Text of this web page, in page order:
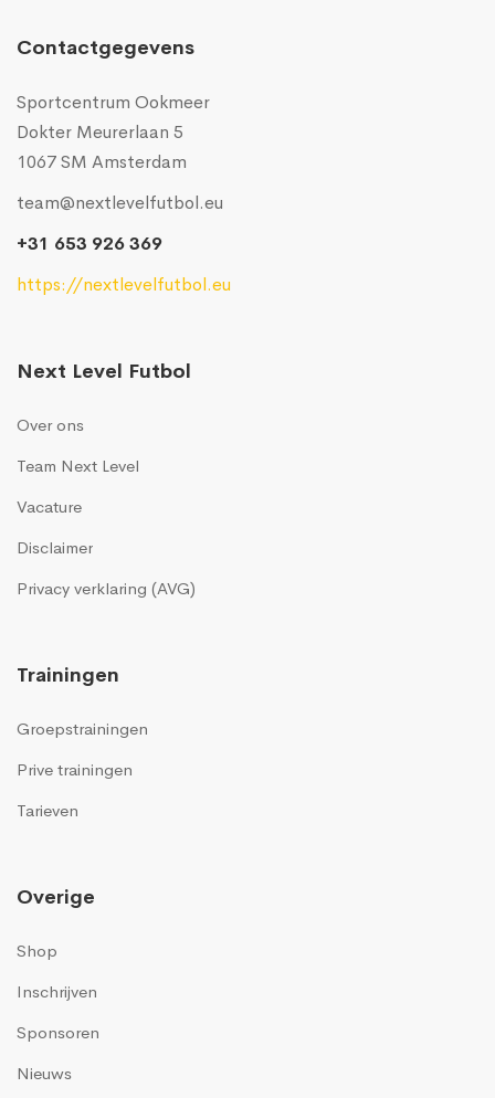
Contactgegevens
Sportcentrum Ookmeer
Dokter Meurerlaan 5
1067 SM Amsterdam
team@nextlevelfutbol.eu
+31 653 926 369
https://nextlevelfutbol.eu
Next Level Futbol
Over ons
Team Next Level
Vacature
Disclaimer
Privacy verklaring (AVG)
Trainingen
Groepstrainingen
Prive trainingen
Tarieven
Overige
Shop
Inschrijven
Sponsoren
Nieuws